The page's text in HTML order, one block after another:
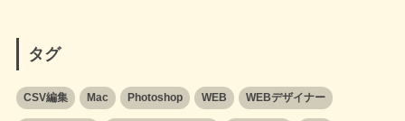
タグ
CSV編集 Mac Photoshop WEB WEBデザイナー